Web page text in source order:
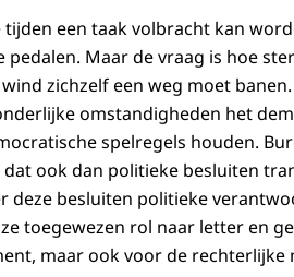
een taak volbracht kan
Maar de vraag is hoe
zichzelf een weg moet
omstandigheden het
spelregels houden.
ook dan politieke besluiten
deze besluiten politieke
toegewezen rol naar letter en
maar ook voor de rechterlijke